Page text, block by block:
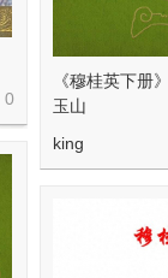
《穆桂英下册
玉山
king
0